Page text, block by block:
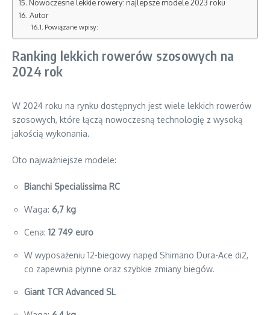
Nowoczesne lekkie rowery: najlepsze modele 2023 roku
Autor
Powiązane wpisy:
Ranking lekkich rowerów szosowych na
2024 rok
W 2024 roku na rynku dostępnych jest wiele lekkich rowerów
szosowych, które łączą nowoczesną technologię z wysoką
jakością wykonania.
Oto najważniejsze modele:
Bianchi Specialissima RC
Waga: 6,7 kg
Cena: 12 749 euro
W wyposażeniu 12-biegowy napęd Shimano Dura-Ace di2,
co zapewnia płynne oraz szybkie zmiany biegów.
Giant TCR Advanced SL